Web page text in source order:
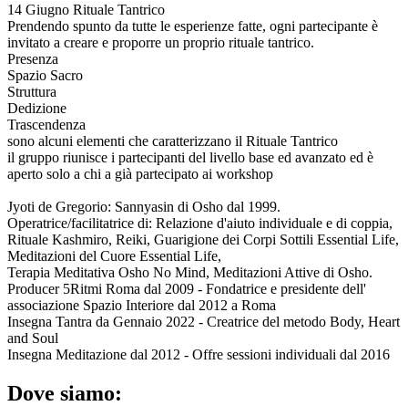
14 Giugno Rituale Tantrico
Prendendo spunto da tutte le esperienze fatte, ogni partecipante è
invitato a creare e proporre un proprio rituale tantrico.
Presenza
Spazio Sacro
Struttura
Dedizione
Trascendenza
sono alcuni elementi che caratterizzano il Rituale Tantrico
il gruppo riunisce i partecipanti del livello base ed avanzato ed è
aperto solo a chi a già partecipato ai workshop
Jyoti de Gregorio: Sannyasin di Osho dal 1999.
Operatrice/facilitatrice di: Relazione d'aiuto individuale e di coppia,
Rituale Kashmiro, Reiki, Guarigione dei Corpi Sottili Essential Life,
Meditazioni del Cuore Essential Life,
Terapia Meditativa Osho No Mind, Meditazioni Attive di Osho.
Producer 5Ritmi Roma dal 2009 - Fondatrice e presidente dell'
associazione Spazio Interiore dal 2012 a Roma
Insegna Tantra da Gennaio 2022 - Creatrice del metodo Body, Heart
and Soul
Insegna Meditazione dal 2012 - Offre sessioni individuali dal 2016
Dove siamo: